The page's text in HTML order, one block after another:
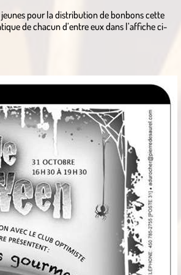
pour la distribution de bonbons cette
de chacun d’entre eux dans l’affiche ci-